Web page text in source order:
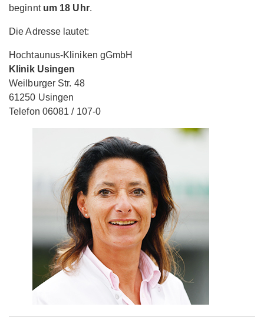
beginnt um 18 Uhr.
Die Adresse lautet:
Hochtaunus-Kliniken gGmbH
Klinik Usingen
Weilburger Str. 48
61250 Usingen
Telefon 06081 / 107-0